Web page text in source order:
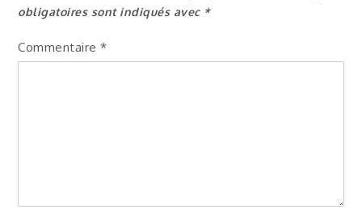
obligatoires sont indiqués avec *
Commentaire*